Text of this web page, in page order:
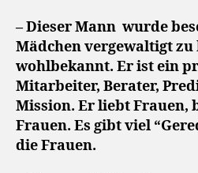
– Dieser Mann wurde
Mädchen vergewaltigt
wohlbekannt. Er ist ein
Mitarbeiter, Berater,
Mission. Er liebt Frauen,
Frauen. Es gibt viel
die Frauen.